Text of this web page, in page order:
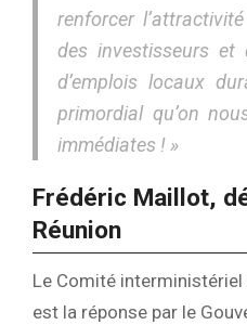
renforcer
des investisseurs et
d’emplois locaux
primordial qu’on
immédiates ! »
Frédéric Maillot,
Réunion
Le Comité
est la réponse par le